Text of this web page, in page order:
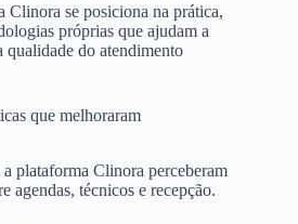
Clinora se posiciona na prática,
próprias que ajudam a
qualidade do atendimento
que melhoraram
plataforma Clinora perceberam
agendas, técnicos e recepção.